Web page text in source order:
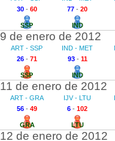
30- 60
SSP
77 - 20
IND
9 de enero de 2012
ART - SSP
26- 71
SSP
IND - MET
93- 11
IND
11 de enero de 2012
ART - GRA
56- 49
GRA
IJV - LTU
6 - 102
LTU
12 de enero de 2012